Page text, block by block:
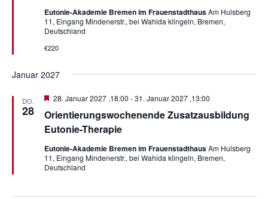
l
e
.
o
r
g
h
b
e
Eutonie-Akademie Bremen im FrauenstadthausAm Hulsberg
11, Eingang Mindenerstr., bei Wahida klingeln, Bremen,
Deutschland
€220
Januar 2027
DO.
28
Orientierungswochenende Zusatzausbildung
Eutonie-Therapie
H
r
v
o
r
g
e
h
28. Januar 2027 ,18:00 -31. Januar 2027 ,13:00
Eutonie-Akademie Bremen im FrauenstadthausAm Hulsberg
11, Eingang Mindenerstr., bei Wahida klingeln, Bremen,
Deutschland